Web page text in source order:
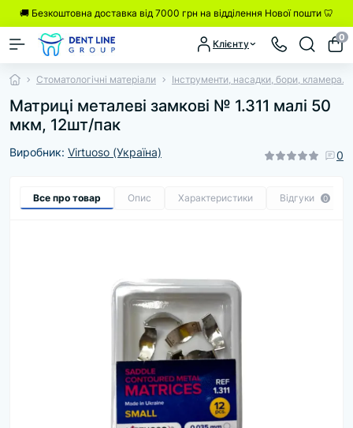
🚚 Безкоштовна доставка від 7000 грн на відділення Нової пошти 🦷
Клієнту
0
Стоматологічні матеріали Інструменти, насадки, бори, кламера.
Матриці металеві замкові № 1.311 малі 50
мкм, 12шт/пак
Виробник: Virtuoso (Україна) 0
Все про товар Опис Характеристики Відгуки 0